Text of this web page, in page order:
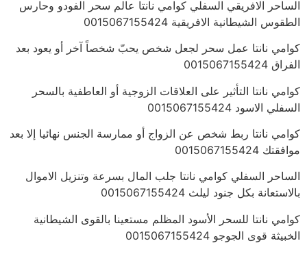
الساحر الافريقي السفلي كوامي نانتا عالم سحر الفودو وحارس
الطقوس الشيطانية الافريقية 0015067155424
كوامي نانتا عمل سحر لجعل شخص يحبّ شخصاً آخر أو يعود بعد
الفراق 0015067155424
كوامي نانتا التأثير على العلاقات الزوجية أو العاطفية بالسحر
السفلي الاسود 0015067155424
كوامي نانتا ربط شخص عن الزواج أو ممارسة الجنس نهائيا إلا بعد
موافقتك 0015067155424
الساحر السفلي كوامي نانتا جلب المال بسرعة وتنزيل الاموال
بالاستعانة بكل جنود ليلث 0015067155424
كوامي نانتا للسحر الأسود المظلم مستعينا بالقوى الشيطانية
الخبيثة قوى الجوجو 0015067155424